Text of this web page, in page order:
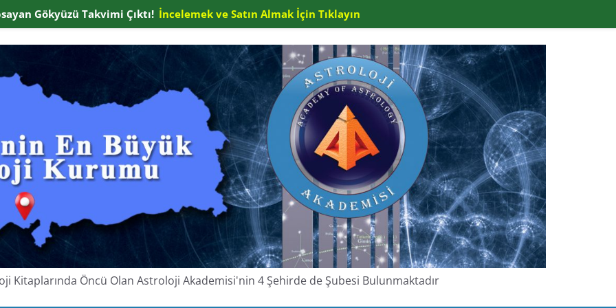
Kitaplarında Öncü Olan Astroloji Akademisi'nin 4 Şehirde de Şubesi Bulunmaktadır
Gökyüzü Takvimi Çıktı! İncelemek ve Satın Almak İçin Tıklayın